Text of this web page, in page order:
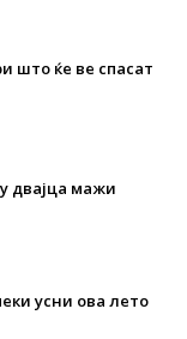
што ќе ве спасат
двајца мажи
усни ова лето